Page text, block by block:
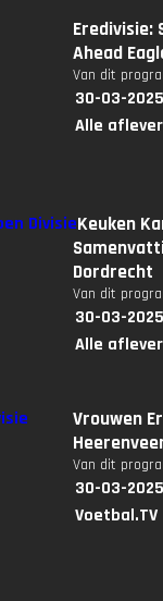
Eredivisie:
Ahead
Van dit
30-03-
Alle
Keuken
Dordrecht
Van dit
30-03-
Alle
Vrouwen
Van dit
30-03-
Voetbal.TV